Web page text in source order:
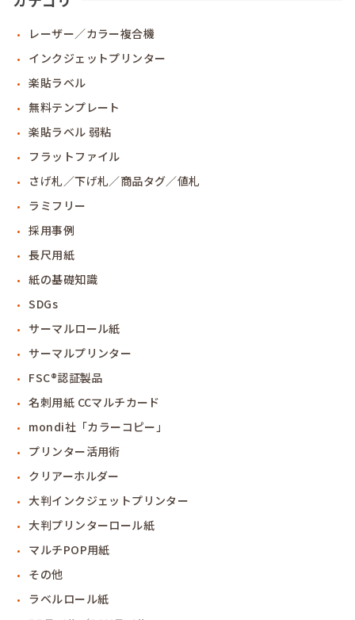
レーザー／カラー複合機
インクジェットプリンター
楽貼ラベル
無料テンプレート
楽貼ラベル 弱粘
フラットファイル
さげ札／下げ札／商品タグ／値札
ラミフリー
採用事例
長尺用紙
紙の基礎知識
SDGs
サーマルロール紙
サーマルプリンター
FSC®認証製品
名刺用紙 CCマルチカード
mondi社「カラーコピー」
プリンター活用術
クリアーホルダー
大判インクジェットプリンター
大判プリンターロール紙
マルチPOP用紙
その他
ラベルロール紙